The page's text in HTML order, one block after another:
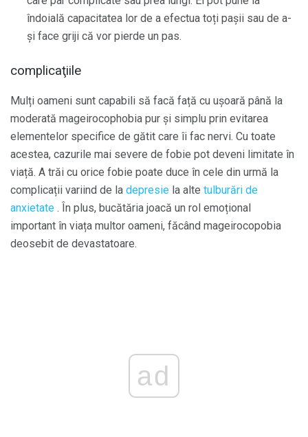
îndoială capacitatea lor de a efectua toți pașii sau de a-
și face griji că vor pierde un pas.
complicaţiile
Mulți oameni sunt capabili să facă față cu ușoară până la
moderată mageirocophobia pur și simplu prin evitarea
elementelor specifice de gătit care îi fac nervi. Cu toate
acestea, cazurile mai severe de fobie pot deveni limitate în
viață. A trăi cu orice fobie poate duce în cele din urmă la
complicații variind de la depresie la alte tulburări de
anxietate . În plus, bucătăria joacă un rol emoțional
important în viața multor oameni, făcând mageirocopobia
deosebit de devastatoare.
ad